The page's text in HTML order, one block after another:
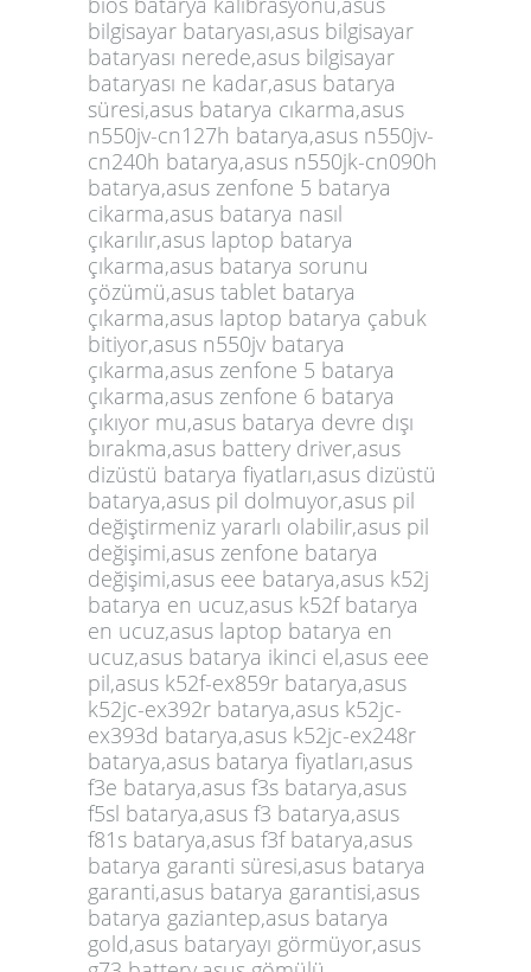
bilgisayar bataryası,asus bilgisayar
bataryası nerede,asus bilgisayar
bataryası ne kadar,asus batarya
süresi,asus batarya cıkarma,asus
n550jv-cn127h batarya,asus n550jv-
cn240h batarya,asus n550jk-cn090h
batarya,asus zenfone 5 batarya
cikarma,asus batarya nasıl
çıkarılır,asus laptop batarya
çıkarma,asus batarya sorunu
çözümü,asus tablet batarya
çıkarma,asus laptop batarya çabuk
bitiyor,asus n550jv batarya
çıkarma,asus zenfone 5 batarya
çıkarma,asus zenfone 6 batarya
çıkıyor mu,asus batarya devre dışı
bırakma,asus battery driver,asus
dizüstü batarya fiyatları,asus dizüstü
batarya,asus pil dolmuyor,asus pil
değiştirmeniz yararlı olabilir,asus pil
değişimi,asus zenfone batarya
değişimi,asus eee batarya,asus k52j
batarya en ucuz,asus k52f batarya
en ucuz,asus laptop batarya en
ucuz,asus batarya ikinci el,asus eee
pil,asus k52f-ex859r batarya,asus
k52jc-ex392r batarya,asus k52jc-
ex393d batarya,asus k52jc-ex248r
batarya,asus batarya fiyatları,asus
f3e batarya,asus f3s batarya,asus
f5sl batarya,asus f3 batarya,asus
f81s batarya,asus f3f batarya,asus
batarya garanti süresi,asus batarya
garanti,asus batarya garantisi,asus
batarya gaziantep,asus batarya
gold,asus bataryayı görmüyor,asus